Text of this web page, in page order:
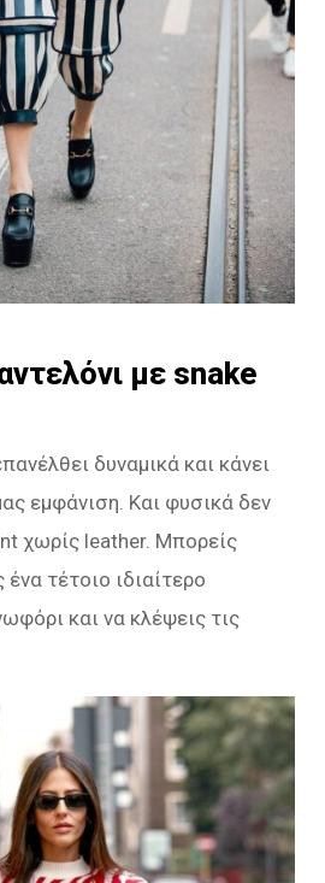
με snake
δυναμικά και κάνει
εμφάνιση. Και φυσικά δεν
χωρίς leather. Μπορείς
τέτοιο ιδιαίτερο
και να κλέψεις τις